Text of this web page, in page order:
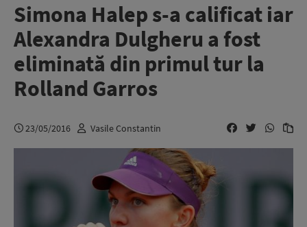
Simona Halep s-a calificat iar
Alexandra Dulgheru a fost
eliminată din primul tur la
Rolland Garros
23/05/2016 Vasile Constantin